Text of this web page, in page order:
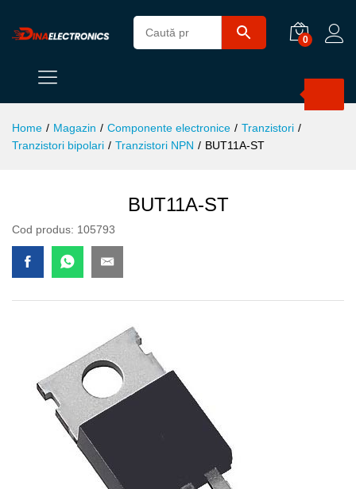
0
Home / Magazin / Componente electronice / Tranzistori /
Tranzistori bipolari / Tranzistori NPN / BUT11A-ST
BUT11A-ST
Cod produs: 105793